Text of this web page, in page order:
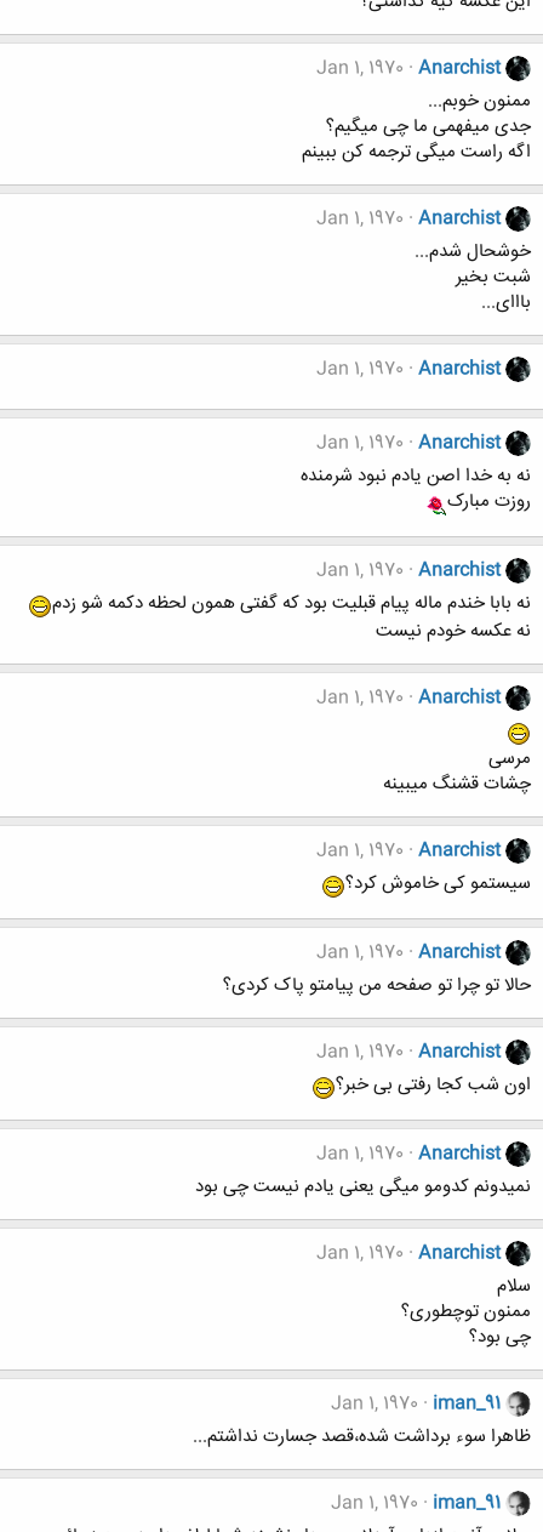
Anarchist
Jan 1, 1970
ممنون خوبم...
جدی میفهمی ما چی میگیم؟
اگه راست میگی ترجمه کن ببینم
Anarchist
Jan 1, 1970
خوشحال شدم...
شبت بخیر
بااای...
Anarchist
Jan 1, 1970
Anarchist
Jan 1, 1970
نه به خدا اصن یادم نبود شرمنده
روزت مبارک
Anarchist
Jan 1, 1970
نه بابا خندم ماله پیام قبلیت بود که گفتی همون لحظه دکمه شو زدم
نه عکسه خودم نیست
Anarchist
Jan 1, 1970
مرسی
چشات قشنگ میبینه
Anarchist
Jan 1, 1970
سیستمو کی خاموش کرد؟
Anarchist
Jan 1, 1970
حالا تو چرا تو صفحه من پیامتو پاک کردی؟
Anarchist
Jan 1, 1970
اون شب کجا رفتی بی خبر؟
Anarchist
Jan 1, 1970
نمیدونم کدومو میگی یعنی یادم نیست چی بود
Anarchist
Jan 1, 1970
سلام
ممنون توچطوری؟
چی بود؟
iman_91
Jan 1, 1970
ظاهرا سوء برداشت شده،قصد جسارت نداشتم...
iman_91
Jan 1, 1970